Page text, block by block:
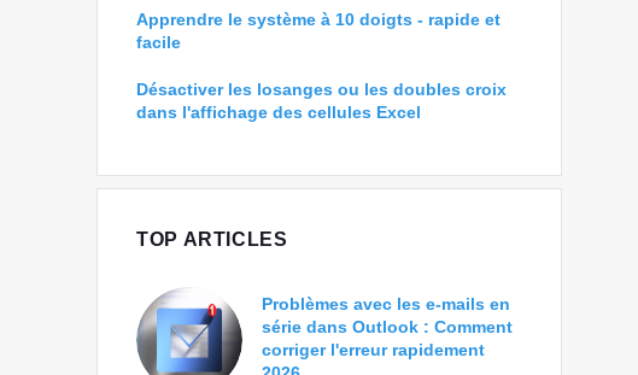
Apprendre le système à 10 doigts - rapide et
facile
Désactiver les losanges ou les doubles croix
dans l'affichage des cellules Excel
TOP ARTICLES
Problèmes avec les e-mails en
série dans Outlook : Comment
corriger l'erreur rapidement